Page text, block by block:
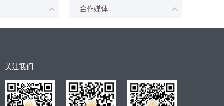
合作媒体
关注我们